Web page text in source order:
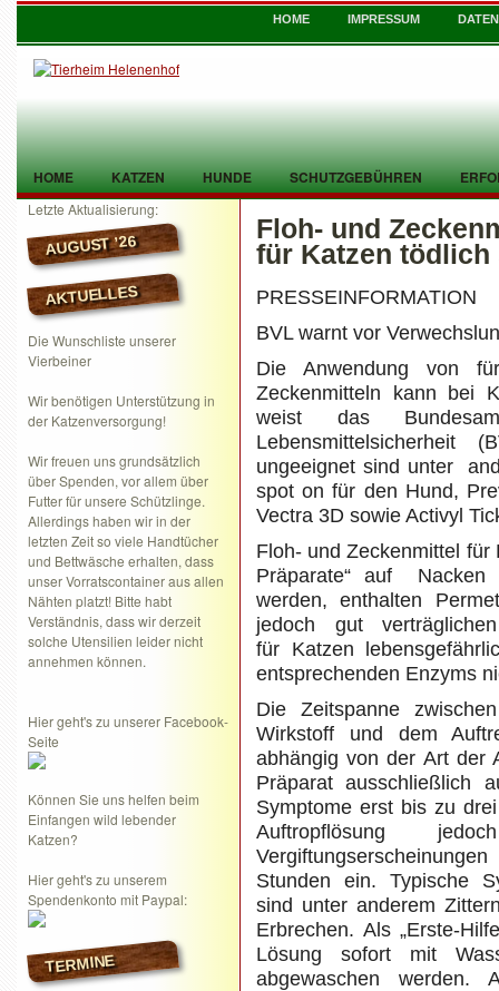
HOME IMPRESSUM
HOME KATZEN HUNDE SCHUTZGEBÜHREN
TIER GEFUNDEN KONTAKT
Letzte Aktualisierung:
AUGUST ’26
AKTUELLES
Die Wunschliste unserer
Vierbeiner
Wir benötigen Unterstützung in
der Katzenversorgung!
Wir freuen uns grundsätzlich
über Spenden, vor allem über
Futter für unsere Schützlinge.
Allerdings haben wir in der
letzten Zeit so viele Handtücher
und Bettwäsche erhalten, dass
unser Vorratscontainer aus allen
Nähten platzt! Bitte habt
Verständnis, dass wir derzeit
solche Utensilien leider nicht
annehmen können.
Hier geht's zu unserer Facebook-
Seite
Können Sie uns helfen beim
Einfangen wild lebender
Katzen?
Hier geht's zu unserem
Spendenkonto mit Paypal:
TERMINE
Floh- und
für Katzen tödlich
PRESSEINFORMATION
BVL warnt vor
Die Anwendung von
Zeckenmitteln kann bei
weist das
ungeeignet sind unter
spot on für den Hund,
Vectra 3D sowie Activyl
Floh- und Zeckenmittel für
Präparate“ auf Nacken
werden, enthalten
jedoch gut
für Katzen
entsprechenden Enzyms
Die Zeitspanne
Wirkstoff und dem
abhängig von der Art der
Präparat ausschließlich
Symptome erst bis zu
Auftropflösung
Stunden ein. Typische
sind unter anderem
Erbrechen. Als „Erste-
Lösung sofort mit
abgewaschen werden.